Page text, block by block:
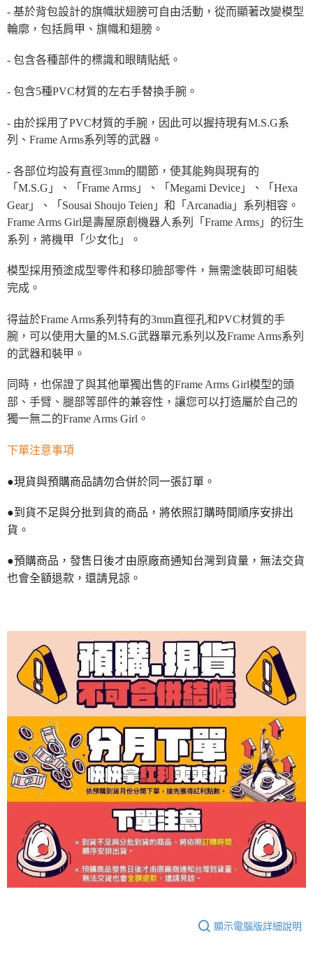
- 基於背包設計的旗幟狀翅膀可自由活動，從而顯著改變模型
輪廓，包括肩甲、旗幟和翅膀。
- 包含各種部件的標識和眼睛貼紙。
- 包含5種PVC材質的左右手替換手腕。
- 由於採用了PVC材質的手腕，因此可以握持現有M.S.G系
列、Frame Arms系列等的武器。
- 各部位均設有直徑3mm的關節，使其能夠與現有的
「M.S.G」、「Frame Arms」、「Megami Device」、「Hexa
Gear」、「Sousai Shoujo Teien」和「Arcanadia」系列相容。
Frame Arms Girl是壽屋原創機器人系列「Frame Arms」的衍生
系列，將機甲「少女化」。
模型採用預塗成型零件和移印臉部零件，無需塗裝即可組裝
完成。
得益於Frame Arms系列特有的3mm直徑孔和PVC材質的手
腕，可以使用大量的M.S.G武器單元系列以及Frame Arms系列
的武器和裝甲。
同時，也保證了與其他單獨出售的Frame Arms Girl模型的頭
部、手臂、腿部等部件的兼容性，讓您可以打造屬於自己的
獨一無二的Frame Arms Girl。
下單注意事項
●現貨與預購商品請勿合併於同一張訂單。
●到貨不足與分批到貨的商品，將依照訂購時間順序安排出
貨。
●預購商品，發售日後才由原廠商通知台灣到貨量，無法交貨
也會全額退款，還請見諒。
顯示電腦版詳細說明